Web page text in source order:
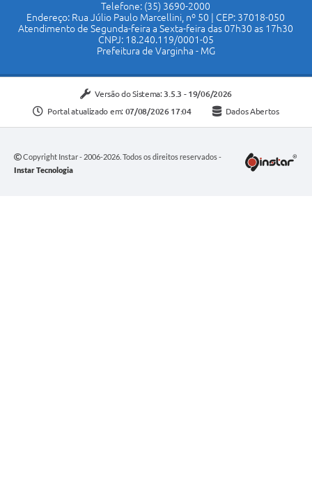
Telefone: (35) 3690-2000
Endereço: Rua Júlio Paulo Marcellini, nº 50 | CEP: 37018-050
Atendimento de Segunda-feira a Sexta-feira das 07h30 as 17h30
CNPJ: 18.240.119/0001-05
Prefeitura de Varginha - MG
Versão do Sistema: 3.5.3 - 19/06/2026
Portal atualizado em: 07/08/2026 17:04 Dados Abertos
Copyright Instar - 2006-2026. Todos os direitos reservados -
Instar Tecnologia